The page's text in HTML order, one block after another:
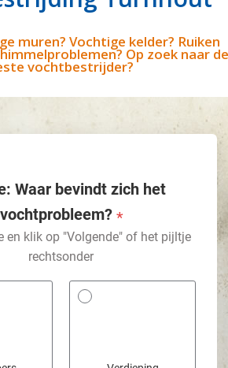
muren? Vochtige kelder? Ruiken
Op zoek naar
vochtbestrijder?